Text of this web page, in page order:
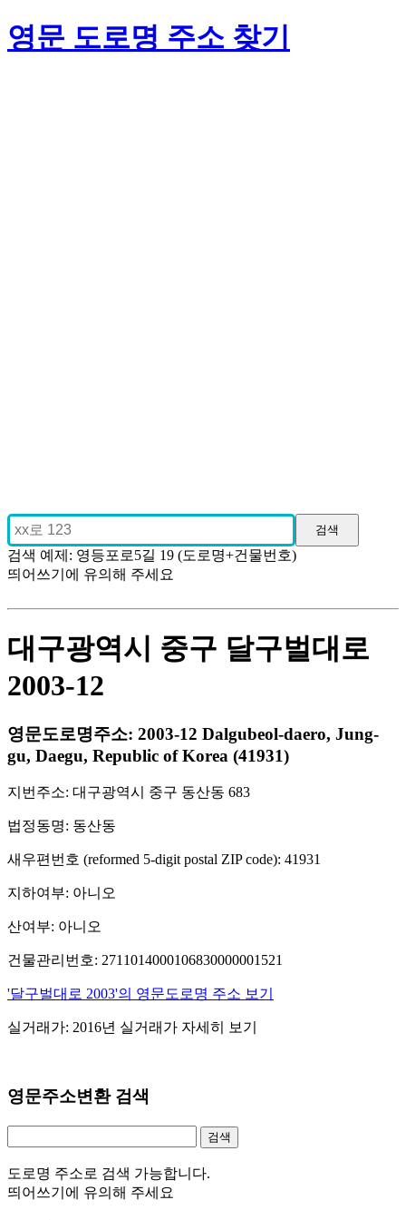
영문 도로명 주소 찾기
검색 예제: 영등포로5길 19 (도로명+건물번호)
띄어쓰기에 유의해 주세요
대구광역시 중구 달구벌대로
2003-12
영문도로명주소: 2003-12 Dalgubeol-daero, Jung-
gu, Daegu, Republic of Korea (41931)
지번주소: 대구광역시 중구 동산동 683
법정동명: 동산동
새우편번호 (reformed 5-digit postal ZIP code): 41931
지하여부: 아니오
산여부: 아니오
건물관리번호: 2711014000106830000001521
'달구벌대로 2003'의 영문도로명 주소 보기
실거래가: 2016년 실거래가 자세히 보기
영문주소변환 검색
도로명 주소로 검색 가능합니다.
띄어쓰기에 유의해 주세요